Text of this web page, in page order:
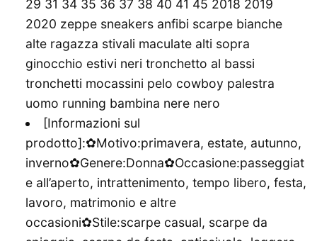
29 31 34 35 36 37 38 40 41 45 2018 2019
2020 zeppe sneakers anfibi scarpe bianche
alte ragazza stivali maculate alti sopra
ginocchio estivi neri tronchetto al bassi
tronchetti mocassini pelo cowboy palestra
uomo running bambina nere nero
[Informazioni sul
prodotto]:✿Motivo:primavera, estate, autunno,
inverno✿Genere:Donna✿Occasione:passeggiat
e all’aperto, intrattenimento, tempo libero, festa,
lavoro, matrimonio e altre
occasioni✿Stile:scarpe casual, scarpe da